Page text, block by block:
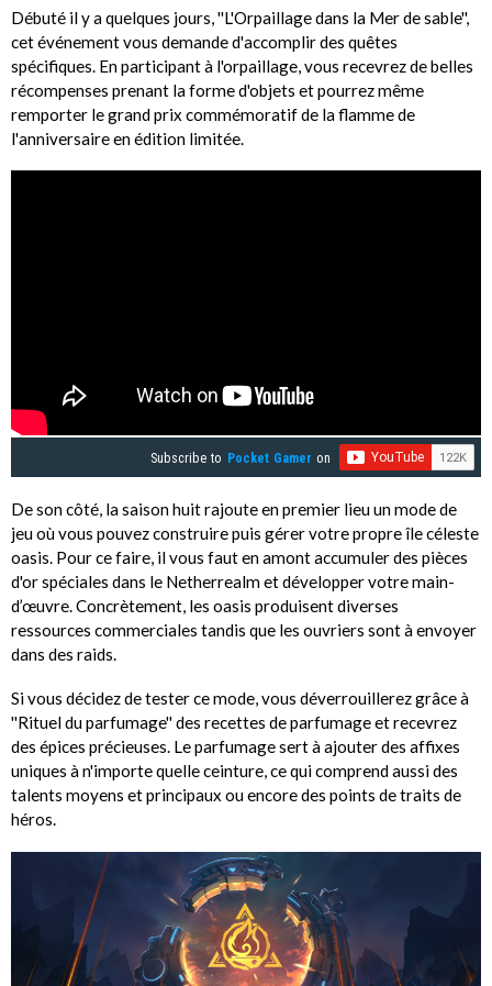
Débuté il y a quelques jours, ''L'Orpaillage dans la Mer de sable'',
cet événement vous demande d'accomplir des quêtes
spécifiques. En participant à l'orpaillage, vous recevrez de belles
récompenses prenant la forme d'objets et pourrez même
remporter le grand prix commémoratif de la flamme de
l'anniversaire en édition limitée.
Subscribe to Pocket Gamer on
De son côté, la saison huit rajoute en premier lieu un mode de
jeu où vous pouvez construire puis gérer votre propre île céleste
oasis. Pour ce faire, il vous faut en amont accumuler des pièces
d'or spéciales dans le Netherrealm et développer votre main-
d’œuvre. Concrètement, les oasis produisent diverses
ressources commerciales tandis que les ouvriers sont à envoyer
dans des raids.
Si vous décidez de tester ce mode, vous déverrouillerez grâce à
''Rituel du parfumage'' des recettes de parfumage et recevrez
des épices précieuses. Le parfumage sert à ajouter des affixes
uniques à n'importe quelle ceinture, ce qui comprend aussi des
talents moyens et principaux ou encore des points de traits de
héros.